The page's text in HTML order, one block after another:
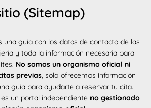
(Sitemap)
una guía con los datos de contacto de las
y toda la información necesaria para
No somos un organismo oficial ni
previas, solo ofrecemos información
guía para ayudarte a reservar tu cita.
un portal independiente no gestionado